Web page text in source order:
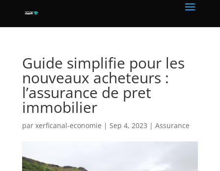
Guide simplifie pour les
nouveaux acheteurs :
l’assurance de pret
immobilier
par xerficanal-economie | Sep 4, 2023 | Assurance